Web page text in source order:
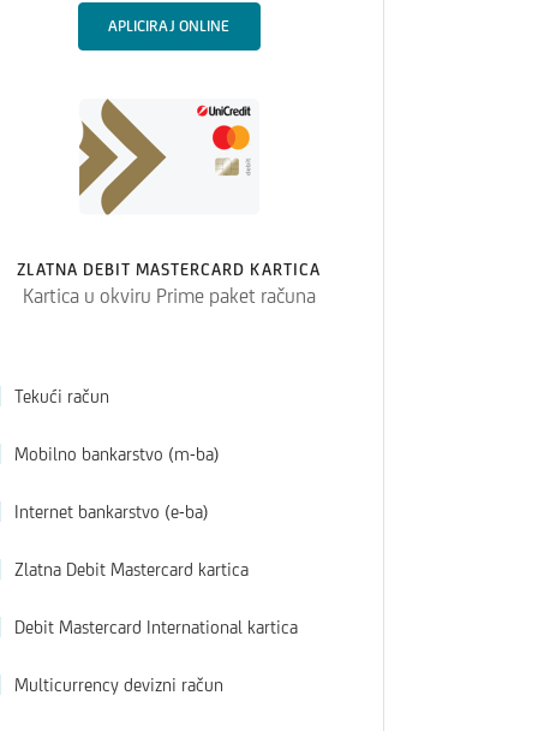
APLICIRAJ ONLINE
ZLATNA DEBIT MASTERCARD KARTICA
Kartica u okviru Prime paket računa
Tekući račun
Mobilno bankarstvo (m-ba)
Internet bankarstvo (e-ba)
Zlatna Debit Mastercard kartica
Debit Mastercard International kartica
Multicurrency devizni račun